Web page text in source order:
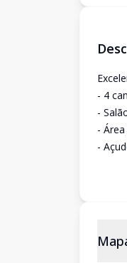
- 4
-
-
-